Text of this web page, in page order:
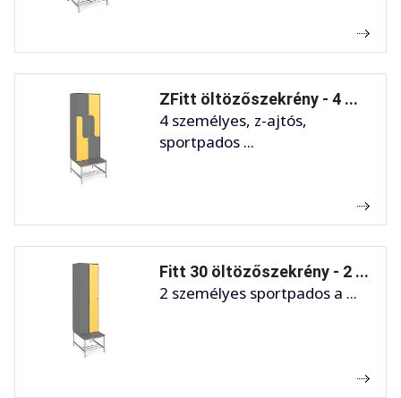
ZFitt öltözőszekrény - 4 ...
4 személyes, z-ajtós,
sportpados ...
Fitt 30 öltözőszekrény - 2 ...
2 személyes sportpados a ...